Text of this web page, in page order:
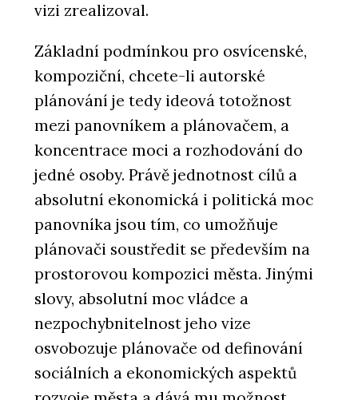
vizi zrealizoval.
Základní podmínkou pro osvícenské,
kompoziční, chcete-li autorské
plánování je tedy ideová totožnost
mezi panovníkem a plánovačem, a
koncentrace moci a rozhodování do
jedné osoby. Právě jednotnost cílů a
absolutní ekonomická i politická moc
panovníka jsou tím, co umožňuje
plánovači soustředit se především na
prostorovou kompozici města. Jinými
slovy, absolutní moc vládce a
nezpochybnitelnost jeho vize
osvobozuje plánovače od definování
sociálních a ekonomických aspektů